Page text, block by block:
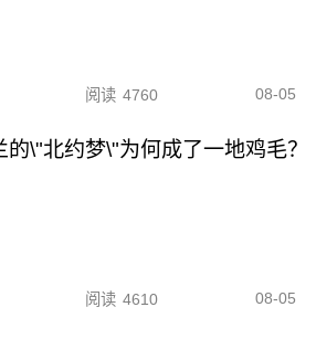
阅读 4760 08-05
\"北约梦\"为何成了一地鸡毛？
阅读 4610 08-05